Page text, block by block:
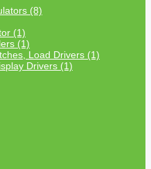
(8)
(1)
(1)
Load Drivers (1)
Drivers (1)